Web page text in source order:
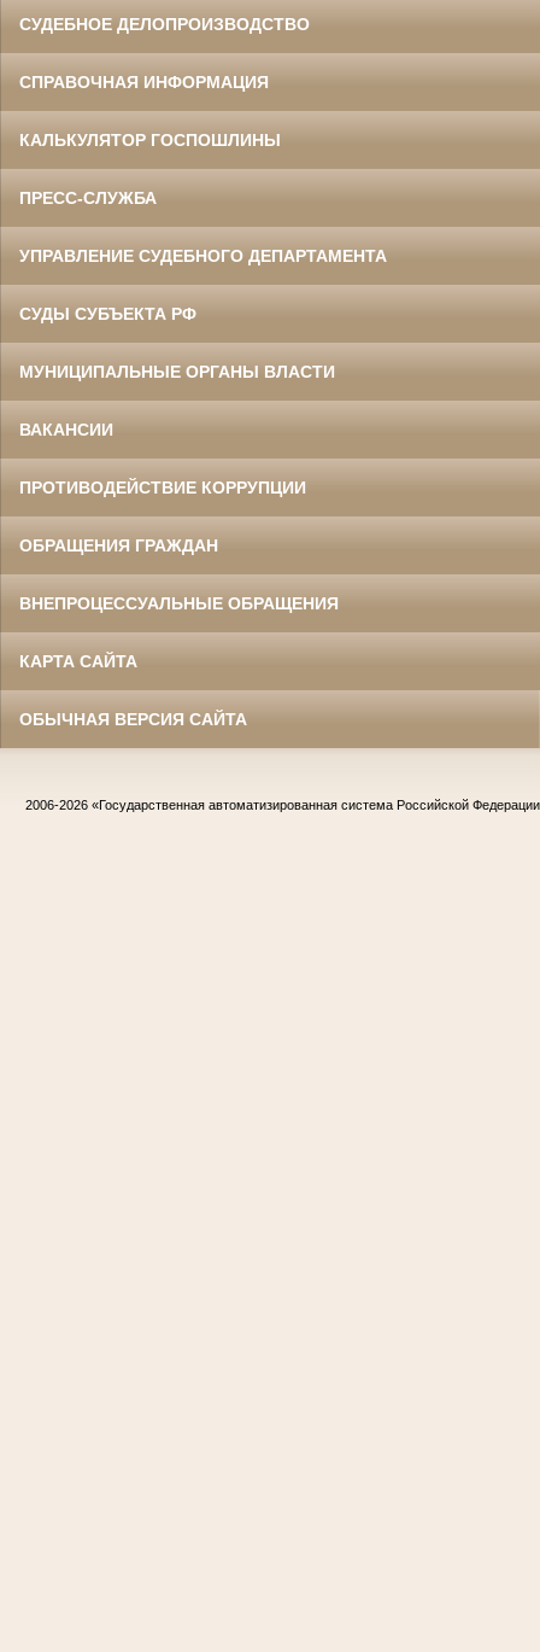
СУДЕБНОЕ ДЕЛОПРОИЗВОДСТВО
СПРАВОЧНАЯ ИНФОРМАЦИЯ
КАЛЬКУЛЯТОР ГОСПОШЛИНЫ
ПРЕСС-СЛУЖБА
УПРАВЛЕНИЕ СУДЕБНОГО ДЕПАРТАМЕНТА
СУДЫ СУБЪЕКТА РФ
МУНИЦИПАЛЬНЫЕ ОРГАНЫ ВЛАСТИ
ВАКАНСИИ
ПРОТИВОДЕЙСТВИЕ КОРРУПЦИИ
ОБРАЩЕНИЯ ГРАЖДАН
ВНЕПРОЦЕССУАЛЬНЫЕ ОБРАЩЕНИЯ
КАРТА САЙТА
ОБЫЧНАЯ ВЕРСИЯ САЙТА
2006-2026 «Государственная автоматизированная система Российской